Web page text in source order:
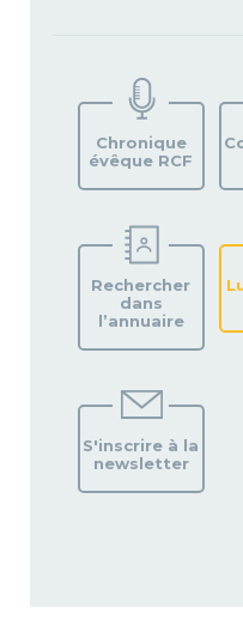
Chronique
évêque RCF
Rechercher
dans
l’annuaire
S'inscrire à la
newsletter